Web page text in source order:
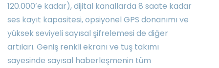
120.000’e kadar), dijital kanallarda 8 saate kadar
ses kayıt kapasitesi, opsiyonel GPS donanımı ve
yüksek seviyeli sayısal şifrelemesi de diğer
artıları. Geniş renkli ekranı ve tuş takımı
sayesinde sayısal haberleşmenin tüm